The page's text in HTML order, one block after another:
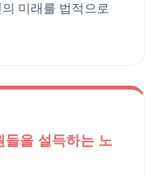
미래를 법적으로
들을 설득하는 노